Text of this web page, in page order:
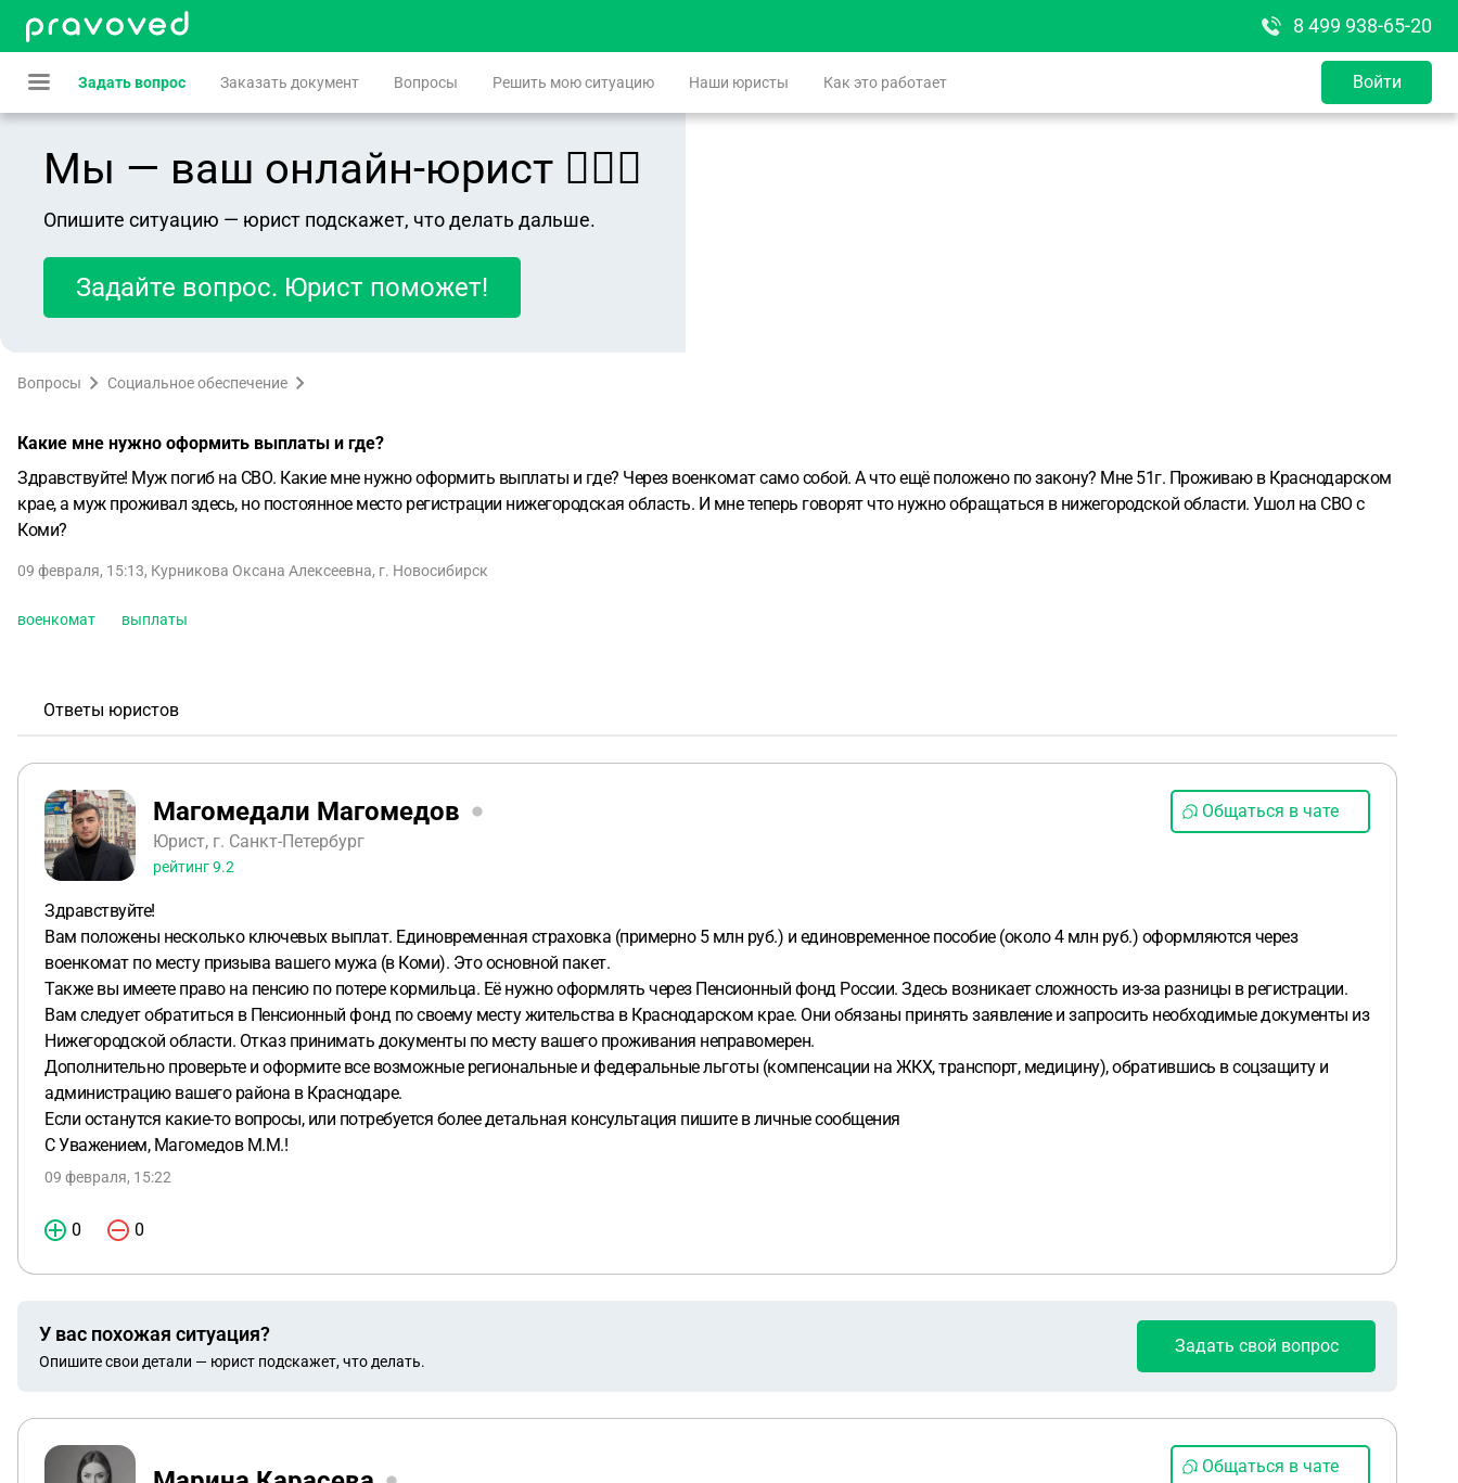
8 499 938-65-20
Задать вопрос Заказать документ Вопросы Решить мою ситуацию Наши юристы Как это работает Войти
Мы — ваш онлайн-юрист 👨🏻‍⚖️
Опишите ситуацию — юрист подскажет, что делать дальше.
Задайте вопрос. Юрист поможет!
Вопросы Социальное обеспечение
Какие мне нужно оформить выплаты и где?
Здравствуйте! Муж погиб на СВО. Какие мне нужно оформить выплаты и где? Через военкомат само собой. А что ещё положено по закону? Мне 51г. Проживаю в Краснодарском
крае, а муж проживал здесь, но постоянное место регистрации нижегородская область. И мне теперь говорят что нужно обращаться в нижегородской области. Ушол на СВО с
Коми?
09 февраля, 15:13, Курникова Оксана Алексеевна, г. Новосибирск
военкомат выплаты
Ответы юристов
Магомедали Магомедов
Юрист, г. Санкт-Петербург
рейтинг9.2
Общаться в чате
Здравствуйте!
Вам положены несколько ключевых выплат. Единовременная страховка (примерно 5 млн руб.) и единовременное пособие (около 4 млн руб.) оформляются через
военкомат по месту призыва вашего мужа (в Коми). Это основной пакет.
Также вы имеете право на пенсию по потере кормильца. Её нужно оформлять через Пенсионный фонд России. Здесь возникает сложность из-за разницы в регистрации.
Вам следует обратиться в Пенсионный фонд по своему месту жительства в Краснодарском крае. Они обязаны принять заявление и запросить необходимые документы из
Нижегородской области. Отказ принимать документы по месту вашего проживания неправомерен.
Дополнительно проверьте и оформите все возможные региональные и федеральные льготы (компенсации на ЖКХ, транспорт, медицину), обратившись в соцзащиту и
администрацию вашего района в Краснодаре.
Если останутся какие-то вопросы, или потребуется более детальная консультация пишите в личные сообщения
С Уважением, Магомедов М.М.!
09 февраля, 15:22
0 0
У вас похожая ситуация?
Опишите свои детали — юрист подскажет, что делать.
Задать свой вопрос
Общаться в чате